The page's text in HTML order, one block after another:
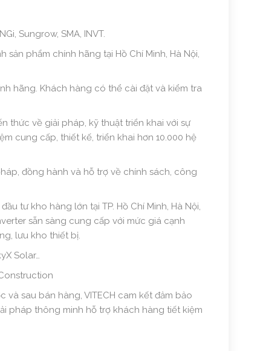
Sungrow, SMA, INVT.
phẩm chính hãng tại Hồ Chí Minh, Hà Nội,
hãng. Khách hàng có thể cài đặt và kiểm tra
thức về giải pháp, kỹ thuật triển khai với sự
cung cấp, thiết kế, triển khai hơn 10.000 hệ
đồng hành và hỗ trợ về chính sách, công
tư kho hàng lớn tại TP. Hồ Chí Minh, Hà Nội,
sẵn sàng cung cấp với mức giá cạnh
lưu kho thiết bị.
Solar…
sau bán hàng, VITECH cam kết đảm bảo
pháp thông minh hỗ trợ khách hàng tiết kiệm